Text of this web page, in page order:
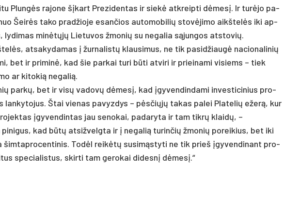
Plungės ra­jo­ne šįkart Pre­zi­den­tas ir siekė at­kreip­ti dėmesį. Ir turė­jo pa­
Šeirės ta­ko pra­džio­je esan­čios au­to­mo­bi­lių stovė­ji­mo aikš­telės iki ap­
minėtųjų Lie­tu­vos žmo­nių su ne­ga­lia sąjun­gos at­sto­vių.
at­sa­ky­da­mas į žur­na­listų klau­si­mus, ne tik pa­si­džiaugė na­cio­na­li­nių
bet ir pri­minė, kad šie par­kai tu­ri būti at­vi­ri ir priei­na­mi vi­siems – tiek
ar ki­to­kią ne­ga­lią.
par­kų, bet ir visų va­dovų dėmesį, kad įgy­ven­din­da­mi in­ves­ti­ci­nius pro­
Štai vie­nas pa­vyz­dys – pėsčiųjų ta­kas pa­lei Pla­te­lių ežerą, kur
įgy­ven­din­tas jau se­no­kai, pa­da­ry­ta ir tam tikrų klaidų, –
kad būtų at­si­žvelg­ta ir į ne­ga­lią tu­rin­čių žmo­nių po­rei­kius, bet iki
šim­tap­ro­cen­ti­nis. Todėl reikėtų su­si­mąsty­ti ne tik prie­š įgy­ven­di­nant pro­
spe­cia­lis­tus, skir­ti tam ge­ro­kai di­desnį dėmesį.“